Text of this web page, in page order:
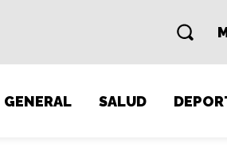
GENERAL SALUD